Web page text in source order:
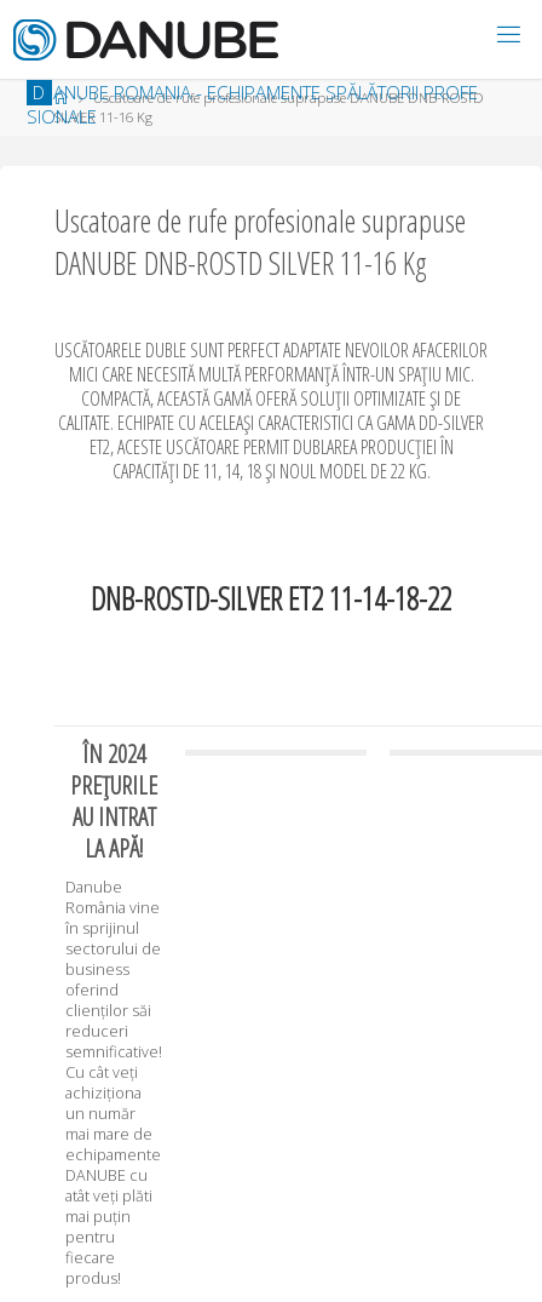
D ANUBE ROMANIA - ECHIPAMENTE SPĂLĂTORII PROFE
SIONALE
HomeUscatoare de rufe profesionale suprapuse DANUBE DNB-ROSTD
SILVER 11-16 Kg
Uscatoare de rufe profesionale suprapuse
DANUBE DNB-ROSTD SILVER 11-16 Kg
USCĂTOARELE DUBLE SUNT PERFECT ADAPTATE NEVOILOR AFACERILOR
MICI CARE NECESITĂ MULTĂ PERFORMANȚĂ ÎNTR-UN SPAȚIU MIC.
COMPACTĂ, ACEASTĂ GAMĂ OFERĂ SOLUȚII OPTIMIZATE ȘI DE
CALITATE. ECHIPATE CU ACELEAȘI CARACTERISTICI CA GAMA DD-SILVER
ET2, ACESTE USCĂTOARE PERMIT DUBLAREA PRODUCȚIEI ÎN
CAPACITĂȚI DE 11, 14, 18 ȘI NOUL MODEL DE 22 KG.
DNB-ROSTD-SILVER ET2 11-14-18-22
ÎN 2024
PREȚURILE
AU INTRAT
LA APĂ!
Danube
România vine
în sprijinul
sectorului de
business
oferind
clienților săi
reduceri
semnificative!
Cu cât veți
achiziționa
un număr
mai mare de
echipamente
DANUBE cu
atât veți plăti
mai puțin
pentru
fiecare
produs!